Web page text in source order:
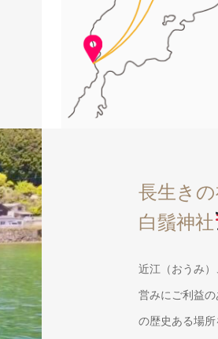
長生き
白鬚神社
近江（おうみ
営みにご利益
の歴史ある場